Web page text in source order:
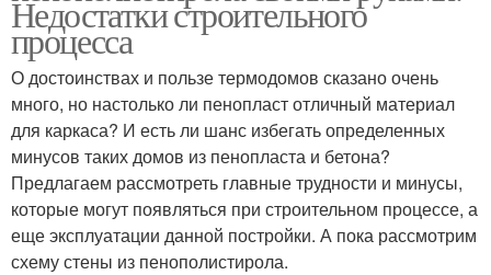
Недостатки строительного
процесса
О достоинствах и пользе термодомов сказано очень
много, но настолько ли пенопласт отличный материал
для каркаса? И есть ли шанс избегать определенных
минусов таких домов из пенопласта и бетона?
Предлагаем рассмотреть главные трудности и минусы,
которые могут появляться при строительном процессе, а
еще эксплуатации данной постройки. А пока рассмотрим
схему стены из пенополистирола.